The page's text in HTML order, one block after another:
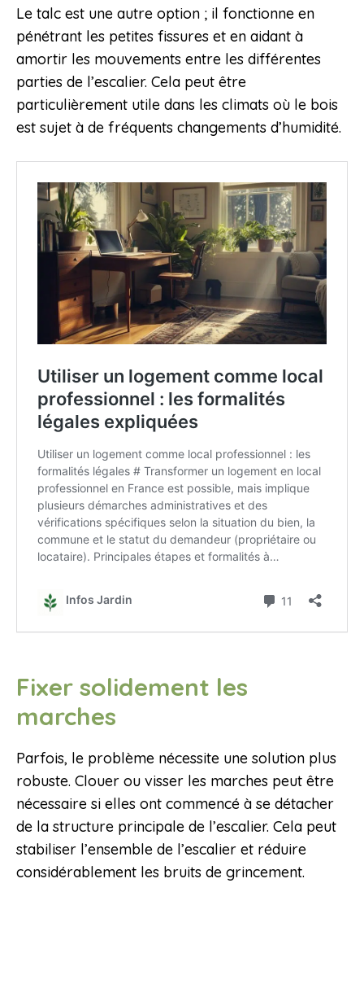
Le talc est une autre option ; il fonctionne en
pénétrant les petites fissures et en aidant à
amortir les mouvements entre les différentes
parties de l’escalier. Cela peut être
particulièrement utile dans les climats où le bois
est sujet à de fréquents changements d’humidité.
Fixer solidement les
marches
Parfois, le problème nécessite une solution plus
robuste. Clouer ou visser les marches peut être
nécessaire si elles ont commencé à se détacher
de la structure principale de l’escalier. Cela peut
stabiliser l’ensemble de l’escalier et réduire
considérablement les bruits de grincement.